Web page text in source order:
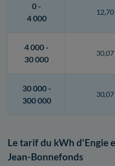
0 -
4 000
4 000 -
30 000
30 000 -
300 000
Le tarif du kWh d'Engie
Jean-Bonnefonds